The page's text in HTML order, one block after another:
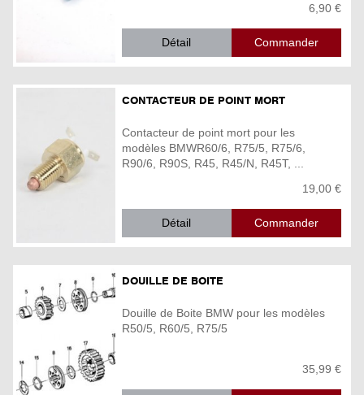
6,90 €
Détail
CONTACTEUR DE POINT MORT
Contacteur de point mort pour les
modèles BMWR60/6, R75/5, R75/6,
R90/6, R90S, R45, R45/N, R45T, ...
19,00 €
Détail
DOUILLE DE BOITE
Douille de Boite BMW pour les modèles
R50/5, R60/5, R75/5
35,99 €